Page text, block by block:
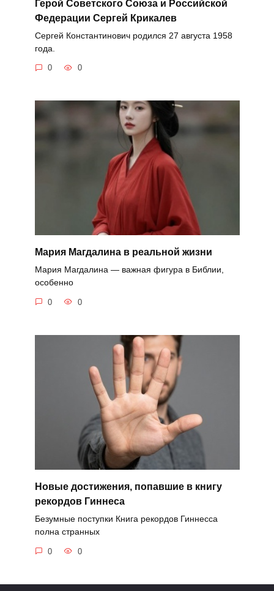
Герой Советского Союза и Российской
Федерации Сергей Крикалев
Сергей Константинович родился 27 августа 1958
года.
0 0
Мария Магдалина в реальной жизни
Мария Магдалина — важная фигура в Библии,
особенно
0 0
Новые достижения, попавшие в книгу
рекордов Гиннеса
Безумные поступки Книга рекордов Гиннесса
полна странных
0 0